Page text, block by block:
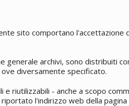
sito comportano
generale archivi, sono distribuiti
ove diversamente specificato.
riutilizzabili - anche a scopo
l'indirizzo web della